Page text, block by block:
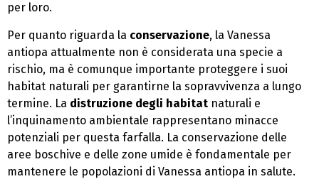
per loro.
Per quanto riguarda la conservazione, la Vanessa
antiopa attualmente non è considerata una specie a
rischio, ma è comunque importante proteggere i suoi
habitat naturali per garantirne la sopravvivenza a lungo
termine. La distruzione degli habitat naturali e
l’inquinamento ambientale rappresentano minacce
potenziali per questa farfalla. La conservazione delle
aree boschive e delle zone umide è fondamentale per
mantenere le popolazioni di Vanessa antiopa in salute.